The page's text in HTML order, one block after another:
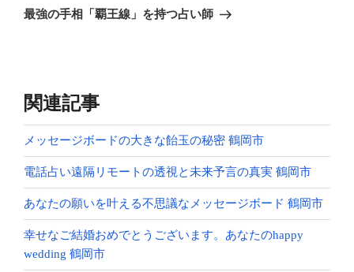
ゲ
ン
の
最強の手相「覇王線」を持つ占い師
関連記事
メッセージボードの大きな飴玉の秘密 鶴岡市
電話占い遠隔リモートの透視と未来予言の真実 鶴岡市
あなたの願いを叶える不思議なメッセージボード 鶴岡市
幸せなご結婚おめでとうございます。あなたのhappy
wedding 鶴岡市